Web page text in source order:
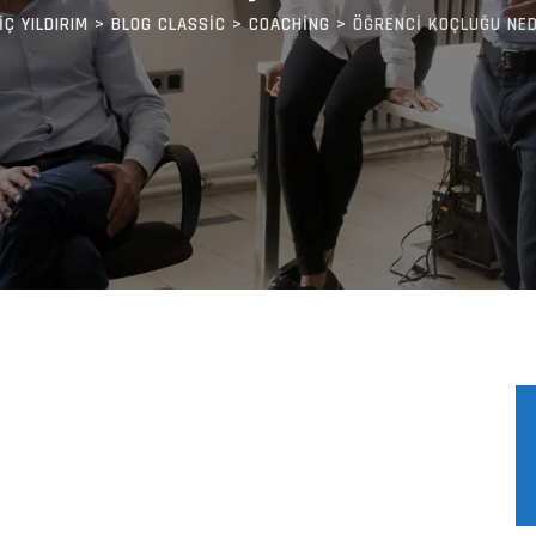
YILDIRIM > BLOG CLASSIC >COACHING > ÖĞRENCİ KOÇLUĞU